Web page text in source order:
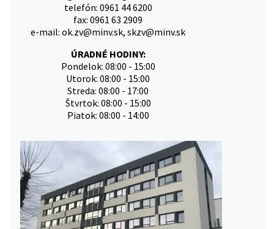
telefón: 0961 44 6200
fax: 0961 63 2909
e-mail: ok.zv@minv.sk, skzv@minv.sk
ÚRADNÉ HODINY:
Pondelok: 08:00 - 15:00
Utorok: 08:00 - 15:00
Streda: 08:00 - 17:00
Štvrtok: 08:00 - 15:00
Piatok: 08:00 - 14:00